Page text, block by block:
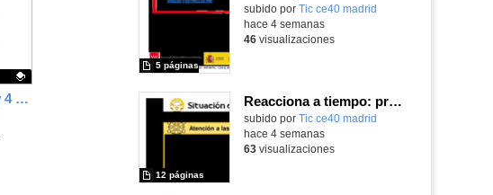
Jornada Arqueológica - 1 y 4 ESO - Situación de Aprendizaje
subido por Tic ce40 madrid
5 páginas
hace 4 semanas
46visualizaciones
Reacciona a tiempo: programación y reflejos con Micro:bit
subido por Tic ce40 madrid
12 páginas
hace 4 semanas
63visualizaciones